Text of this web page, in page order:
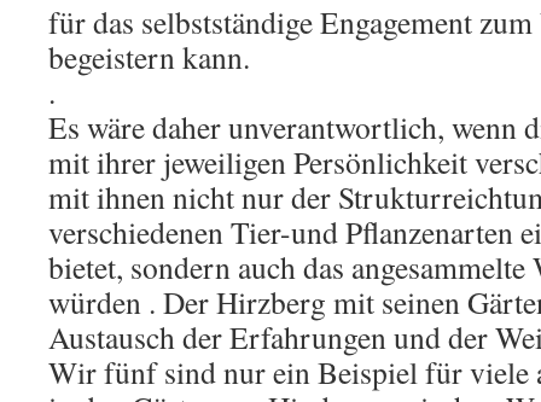
für das selbstständige Engagement
begeistern kann.
.
Es wäre daher unverantwortlich, wenn
mit ihrer jeweiligen Persönlichkeit
mit ihnen nicht nur der
verschiedenen Tier-und Pflanzenarten
bietet, sondern auch das
würden . Der Hirzberg mit seinen
Austausch der Erfahrungen und der
Wir fünf sind nur ein Beispiel für viele